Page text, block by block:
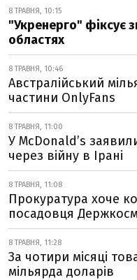
8 ТРАВНЯ, 10:15
"Укренерго" фіксує
областях
8 ТРАВНЯ, 10:46
Австралійський
частини OnlyFans
8 ТРАВНЯ, 11:00
У McDonald’s
через війну в Ірані
8 ТРАВНЯ, 11:08
Прокуратура хоче
посадовця
8 ТРАВНЯ, 11:28
За чотири місяці
мільярда доларів